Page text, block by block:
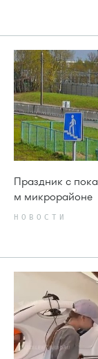
Праздник с
м микрорайоне
НОВОСТИ